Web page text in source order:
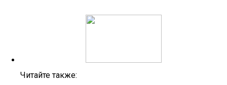
Читайте также: